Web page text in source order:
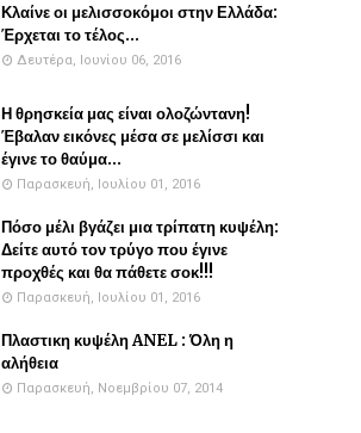
Κλαίνε οι μελισσοκόμοι στην Ελλάδα:
Έρχεται το τέλος...
Δευτέρα, Ιουνίου 06, 2016
Η θρησκεία μας είναι ολοζώντανη!
Έβαλαν εικόνες μέσα σε μελίσσι και
έγινε το θαύμα...
Παρασκευή, Ιουλίου 01, 2016
Πόσο μέλι βγάζει μια τρίπατη κυψέλη:
Δείτε αυτό τον τρύγο που έγινε
προχθές και θα πάθετε σοκ!!!
Παρασκευή, Ιουλίου 01, 2016
Πλαστικη κυψέλη ANEL : Όλη η
αλήθεια
Παρασκευή, Νοεμβρίου 07, 2014